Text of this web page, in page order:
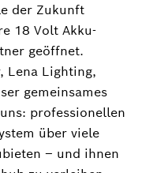
der Zukunft
18 Volt Akku-
geöffnet.
Lena Lighting,
gemeinsames
professionellen
über viele
‒ und ihnen